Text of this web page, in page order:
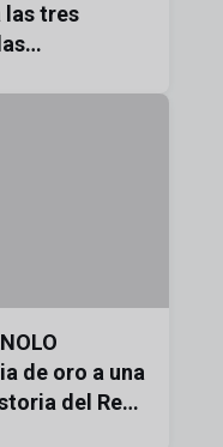
las tres
de oro a una
del Real